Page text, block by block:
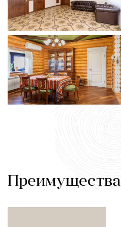
Преимущества